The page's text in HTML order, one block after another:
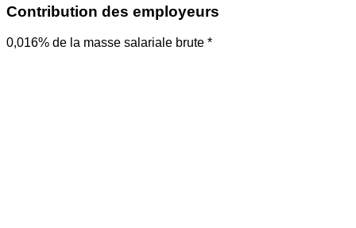
Contribution des employeurs
0,016% de la masse salariale brute *